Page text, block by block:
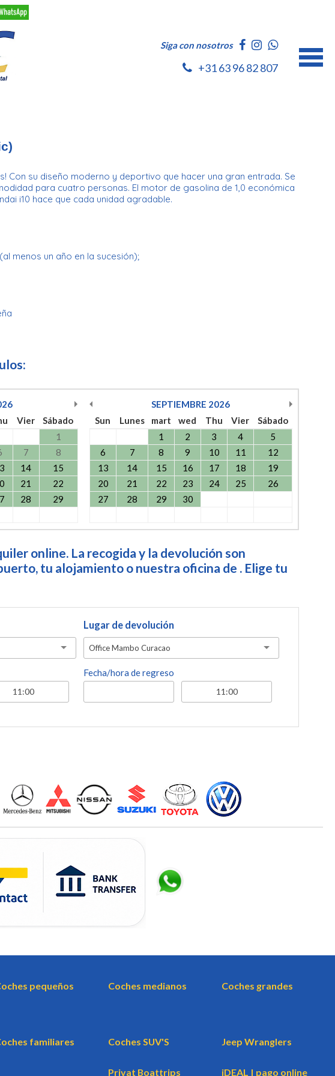
Siga con nosotros
+31 63 96 82 807
Con su diseño moderno y deportivo que hacer una gran entrada. Se
para cuatro personas. El motor de gasolina de 1,0 económica
i10 hace que cada unidad agradable.
menos un año en la sucesión);
Vier
Sábado
1
7
8
14
15
21
22
28
29
SEPTIEMBRE 2026
Sun
Lunes mart wed Thu Vier
Sábado
1
2 3 4
5
6
7 8 9 10 11
12
13
14 15 16 17 18
19
20
21 22 23 24 25
26
27
28 29 30
online. La recogida y la devolución son
tu alojamiento o nuestra oficina de . Elige tu
Lugar de devolución
Office Mambo Curacao
Fecha/hora de regreso
pequeños Coches medianos Coches grandes
familiares Coches SUV'S Jeep Wranglers
Privat Boattrips iDEAL | pago online